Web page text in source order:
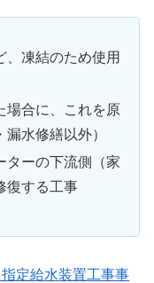
、凍結のため使用
場合に、これを原
水修繕以外）
ターの下流側（家
復する工事
定給水装置工事事